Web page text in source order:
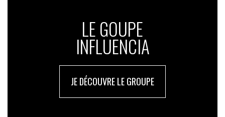
LE GOUPE
INFLUENCIA
JE DÉCOUVRE LE GROUPE